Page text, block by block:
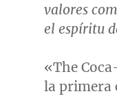
valores
el espíritu
«The
la primera